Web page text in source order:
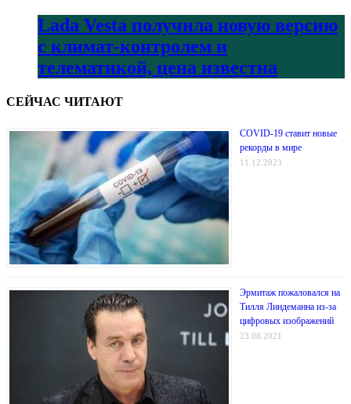
Lada Vesta получила новую версию
с климат-контролем и
телематикой, цена известна
СЕЙЧАС ЧИТАЮТ
COVID-19 ставит новые
рекорды в мире
11.12.2023
Эрмитаж пожаловался на
Тилля Линдеманна из-за
цифровых изображений
23.08.2021